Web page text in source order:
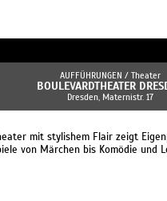
AUFFÜHRUNGEN / Theater
BOULEVARDTHEATER
Dresden, Maternistr. 17
mit stylishem Flair zeigt
von Märchen bis Komödie und